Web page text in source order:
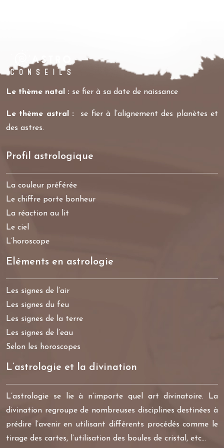
Le thème natal : se fier à sa date de naissance
Le thème astral :
se fier à l’alignement des planètes et
des astres.
Profil astrologique
La couleur préférée
Le chiffre porte bonheur
La réaction au lit
Le ciel
L’horoscope
Eléments en astrologie
Les signes de l’air
Les signes du feu
Les signes de la terre
Les signes de l’eau
Selon les horoscopes
L’astrologie et la divination
L’astrologie se lie à n’importe quel art divinatoire. La
divination regroupe de nombreuses disciplines destinées à
prédire l’avenir en utilisant différents procédés comme le
tirage des cartes, l’utilisation des boules de cristal, etc…